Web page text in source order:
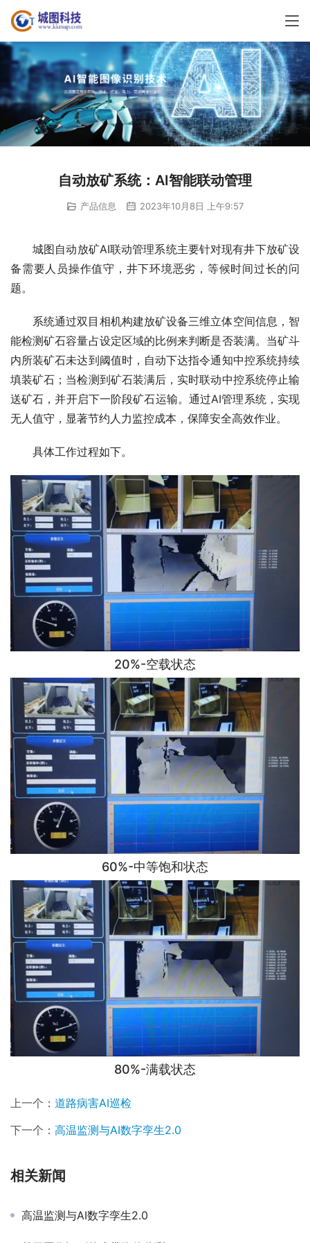
自动放矿系统：AI智能联动管理
产品信息 2023年10月8日 上午9:57
城图自动放矿AI联动管理系统主要针对现有井下放矿设
备需要人员操作值守，井下环境恶劣，等候时间过长的问
题。
系统通过双目相机构建放矿设备三维立体空间信息，智
能检测矿石容量占设定区域的比例来判断是否装满。当矿斗
内所装矿石未达到阈值时，自动下达指令通知中控系统持续
填装矿石；当检测到矿石装满后，实时联动中控系统停止输
送矿石，并开启下一阶段矿石运输。通过AI管理系统，实现
无人值守，显著节约人力监控成本，保障安全高效作业。
具体工作过程如下。
20%-空载状态
60%-中等饱和状态
80%-满载状态
上一个： 道路病害AI巡检
下一个： 高温监测与AI数字孪生2.0
相关新闻
高温监测与AI数字孪生2.0